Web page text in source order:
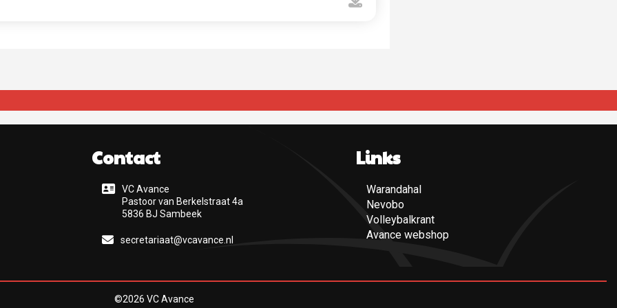
Contact
VC Avance
Pastoor van Berkelstraat 4a
5836 BJ Sambeek
secretariaat@vcavance.nl
Links
Warandahal
Nevobo
Volleybalkrant
Avance webshop
©2026 VC Avance